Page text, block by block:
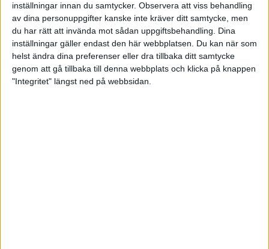
inställningar innan du samtycker. Observera att viss behandling
av dina personuppgifter kanske inte kräver ditt samtycke, men
du har rätt att invända mot sådan uppgiftsbehandling. Dina
inställningar gäller endast den här webbplatsen. Du kan när som
helst ändra dina preferenser eller dra tillbaka ditt samtycke
genom att gå tillbaka till denna webbplats och klicka på knappen
"Integritet" längst ned på webbsidan.
Intresset ökar för Lidingöloppet
26 jun 1998
Värmemara
väntarvärldsmästaraspiranter
24 jun 1998